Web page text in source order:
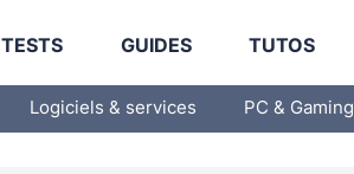
TESTS GUIDES TUTOS
Logiciels & services PC & Gaming